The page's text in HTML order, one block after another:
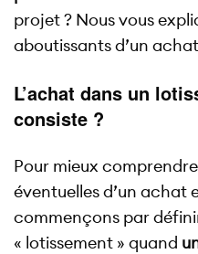
projet ? Nous vous
aboutissants d’un
L’achat dans un
consiste ?
Pour mieux
éventuelles d’un achat
commençons par
« lotissement » quand